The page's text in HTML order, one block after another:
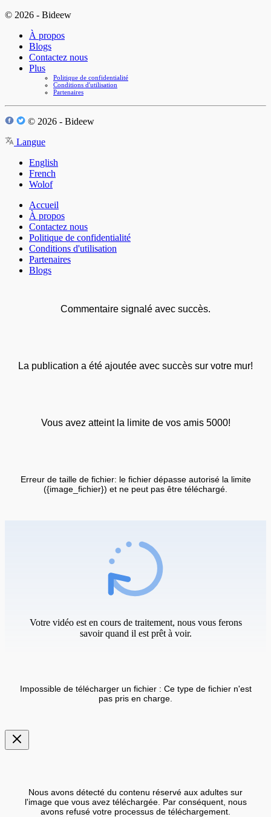
© 2026 - Bideew
À propos
Blogs
Contactez nous
Plus
Politique de confidentialité
Conditions d'utilisation
Partenaires
© 2026 - Bideew
Langue
English
French
Wolof
Accueil
À propos
Contactez nous
Politique de confidentialité
Conditions d'utilisation
Partenaires
Blogs
Commentaire signalé avec succès.
La publication a été ajoutée avec succès sur votre mur!
Vous avez atteint la limite de vos amis 5000!
Erreur de taille de fichier: le fichier dépasse autorisé la limite
({image_fichier}) et ne peut pas être téléchargé.
Votre vidéo est en cours de traitement, nous vous ferons
savoir quand il est prêt à voir.
Impossible de télécharger un fichier : Ce type de fichier n'est
pas pris en charge.
Nous avons détecté du contenu réservé aux adultes sur
l'image que vous avez téléchargée. Par conséquent, nous
avons refusé votre processus de téléchargement.